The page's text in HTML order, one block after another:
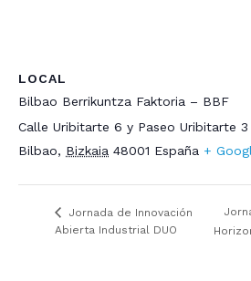
LOCAL
Bilbao Berrikuntza Faktoria – BBF
Calle Uribitarte 6 y Paseo Uribitarte 3
Bilbao, Bizkaia 48001 España +
Jornada de Innovación
Abierta Industrial DUO